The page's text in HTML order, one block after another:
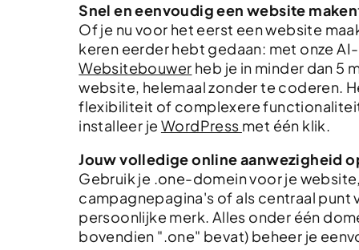
Snel en eenvoudig een website maken
Of je nu voor het eerst een website
keren eerder hebt gedaan: met onze
Websitebouwer heb je in minder dan 5
website, helemaal zonder te coderen.
flexibiliteit of complexere
installeer je WordPress met één klik.
Jouw volledige online aanwezigheid
Gebruik je .one-domein voor je
campagnepagina's of als centraal punt
persoonlijke merk. Alles onder één
bovendien ".one" bevat) beheer je